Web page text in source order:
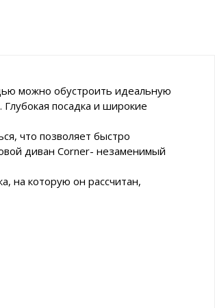
можно обустроить идеальную
посадка и широкие
что позволяет быстро
диван Corner- незаменимый
на которую он рассчитан,